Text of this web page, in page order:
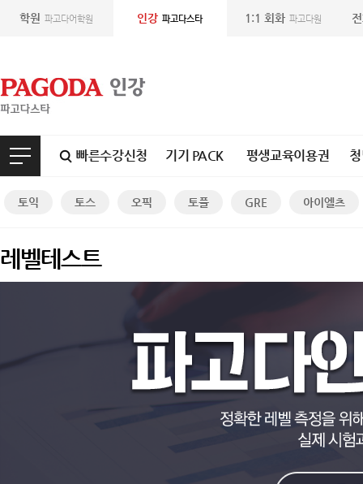
학원 파고다어학원 인강 파고다스타 1:1 회화 파고다원
빠른수강신청 기기 PACK 평생교육이용권
토익 토스 오픽 토플 GRE 아이엘츠
레벨테스트